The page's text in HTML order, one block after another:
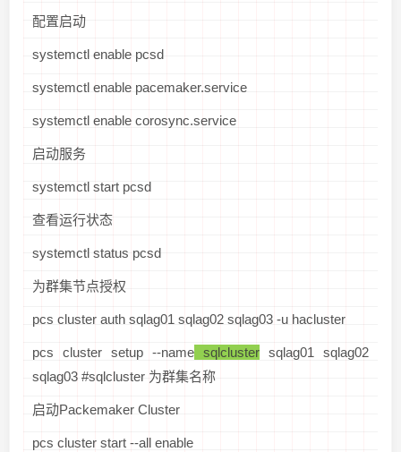
配置启动
systemctl enable pcsd
systemctl enable pacemaker.service
systemctl enable corosync.service
启动服务
systemctl start pcsd
查看运行状态
systemctl status pcsd
为群集节点授权
pcs cluster auth sqlag01 sqlag02 sqlag03 -u hacluster
pcs cluster setup --name sqlcluster sqlag01 sqlag02
sqlag03 #sqlcluster 为群集名称
启动Packemaker Cluster
pcs cluster start --all enable